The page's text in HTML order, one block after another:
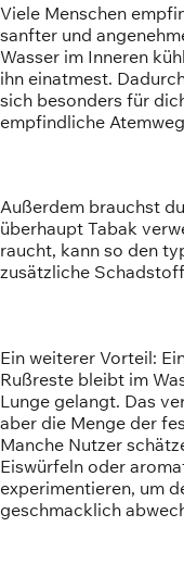
Viele Menschen
sanfter und
Wasser im Inneren
ihn einatmest.
sich besonders für
empfindliche
Außerdem brauchst
überhaupt Tabak
raucht, kann so den
zusätzliche
Ein weiterer Vorteil:
Rußreste bleibt im
Lunge gelangt. Das
aber die Menge der
Manche Nutzer
Eiswürfeln oder
experimentieren, um
geschmacklich